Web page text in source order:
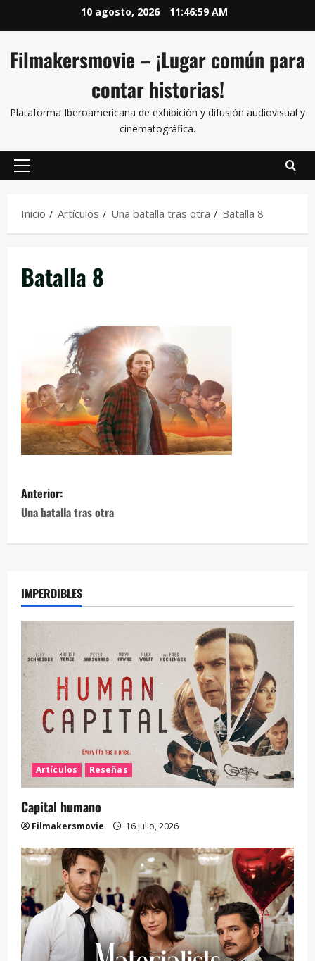
10 agosto, 2026 11:46:59 AM
Filmakersmovie – ¡Lugar común para
contar historias!
Plataforma Iberoamericana de exhibición y difusión audiovisual y
cinematográfica.
Inicio Artículos Una batalla tras otra Batalla 8
Batalla 8
Anterior:
Una batalla tras otra
IMPERDIBLES
Artículos Reseñas
Capital humano
Filmakersmovie 16 julio, 2026